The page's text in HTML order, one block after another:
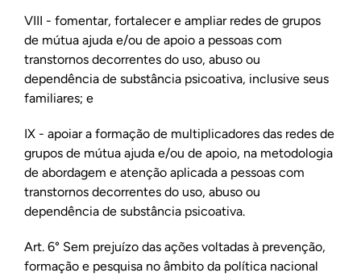
VIII - fomentar, fortalecer e ampliar redes de grupos
de mútua ajuda e/ou de apoio a pessoas com
transtornos decorrentes do uso, abuso ou
dependência de substância psicoativa, inclusive seus
familiares; e
IX - apoiar a formação de multiplicadores das redes de
grupos de mútua ajuda e/ou de apoio, na metodologia
de abordagem e atenção aplicada a pessoas com
transtornos decorrentes do uso, abuso ou
dependência de substância psicoativa.
Art. 6° Sem prejuízo das ações voltadas à prevenção,
formação e pesquisa no âmbito da política nacional